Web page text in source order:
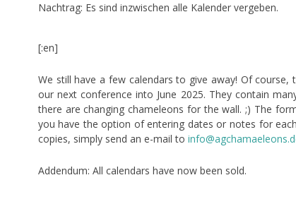
Nachtrag: Es sind inzwischen alle Kalender vergeben.
[:en]
We still have a few calendars to give away! Of course,
our next conference into June 2025. They contain
there are changing chameleons for the wall. ;) The
you have the option of entering dates or notes for
copies, simply send an e-mail to
Addendum: All calendars have now been sold.